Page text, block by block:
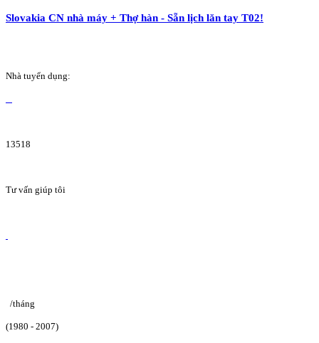
Slovakia CN nhà máy + Thợ hàn - Sẵn lịch lăn tay T02!
Nhà tuyển dụng:
13518
Tư vấn giúp tôi
/tháng
(1980 - 2007)